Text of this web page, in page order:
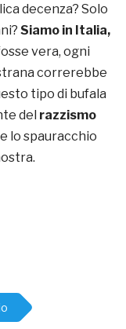
decenza? Solo
Siamo in Italia,
vera, ogni
correrebbe
tipo di bufala
del razzismo
lo spauracchio